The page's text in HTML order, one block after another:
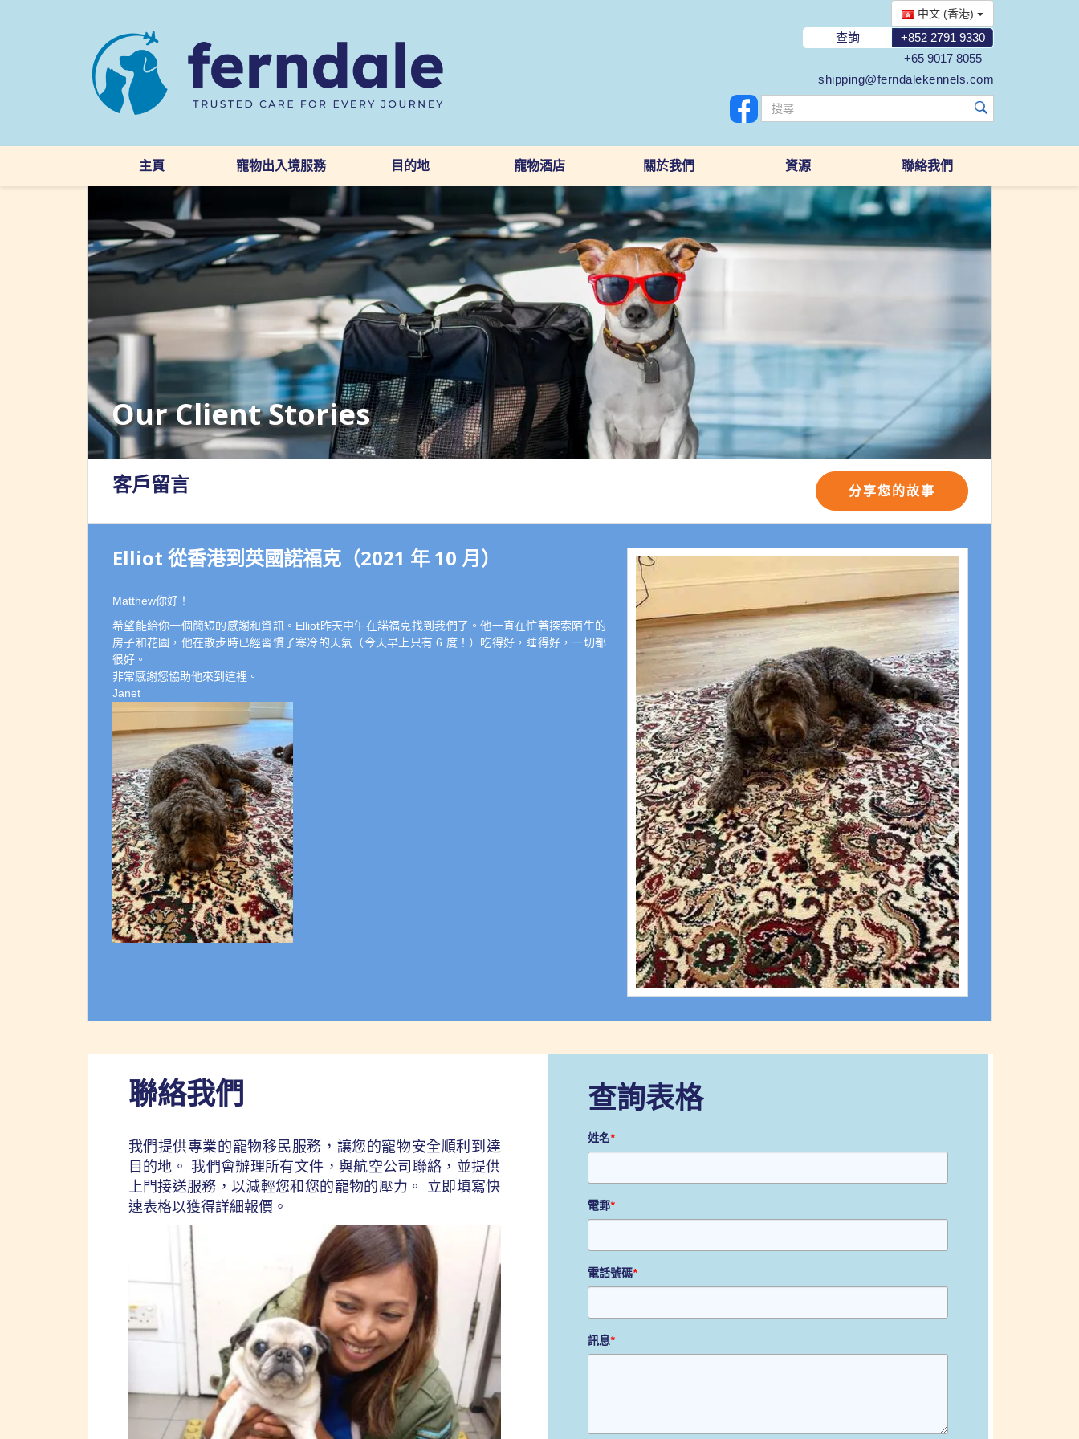
中文 (香港)
查詢
+852 2791 9330
+65 9017 8055
shipping@ferndalekennels.com
主頁 寵物出入境服務 目的地 寵物酒店 關於我們 資源 聯絡我們
Our Client Stories
客戶留言 分享您的故事
Elliot 從香港到英國諾福克（2021 年 10 月）
Matthew你好！
希望能給你一個簡短的感謝和資訊。Elliot昨天中午在諾福克找到我們了。他一直在忙著探索陌生的
房子和花園，他在散步時已經習慣了寒冷的天氣（今天早上只有 6 度！）吃得好，睡得好，一切都
很好。
非常感謝您協助他來到這裡。
Janet
聯絡我們
我們提供專業的寵物移民服務，讓您的寵物安全順利到達
目的地。 我們會辦理所有文件，與航空公司聯絡，並提供
上門接送服務，以減輕您和您的寵物的壓力。 立即填寫快
速表格以獲得詳細報價。
查詢表格
姓名*
電郵*
電話號碼*
訊息*